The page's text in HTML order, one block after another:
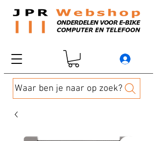
Waar ben je naar op zoek?